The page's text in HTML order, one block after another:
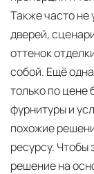
Также часто
дверей,
оттенок
собой. Ещё
только по цене
фурнитуры и
похожие
ресурсу. Чтобы
решение на